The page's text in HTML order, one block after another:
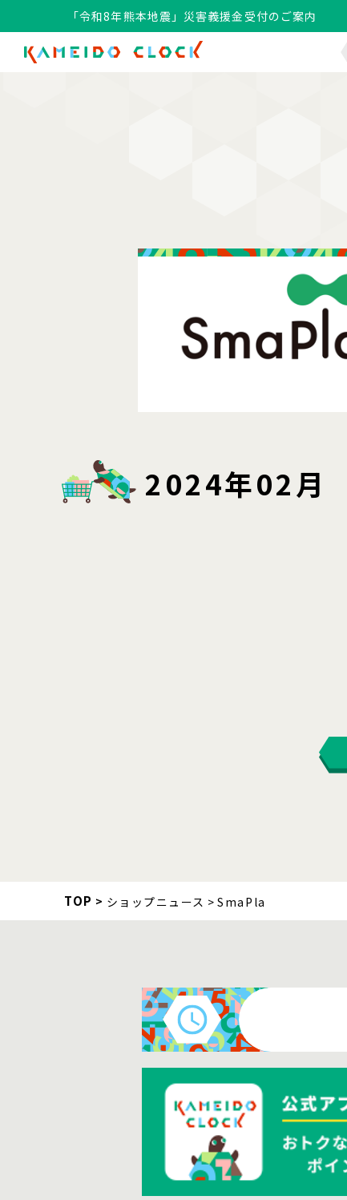
「令和8年熊本地震」災害義援金受付のご案内
2024年02月
TOP ショップニュース SmaPla